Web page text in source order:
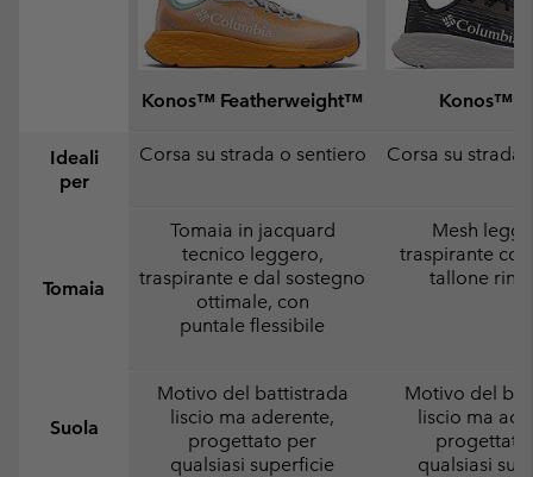
Konos™ Featherweight™ Konos™
Ideali
per
Corsa su strada o sentiero Corsa su strada
Tomaia
Tomaia in jacquard
tecnico leggero,
traspirante e dal sostegno
ottimale, con
puntale flessibile
Mesh
traspirante
tallone
Suola
Motivo del battistrada
liscio ma aderente,
progettato per
qualsiasi superficie
Motivo del
liscio ma
progettato
qualsiasi